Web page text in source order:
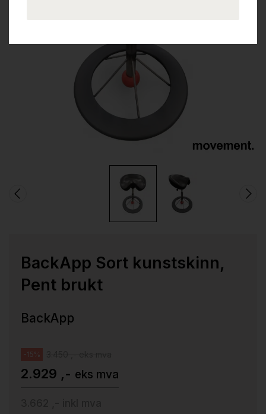
BackApp Sort kunstskinn,
Pent brukt
BackApp
-15%
2.929 ,- eks mva